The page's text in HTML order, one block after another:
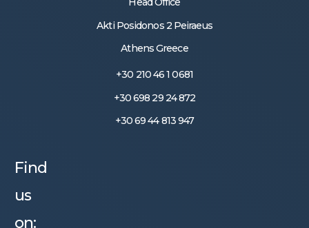
Akti Posidonos 2 Peiraeus
Athens Greece
+30 210 46 1 0681
+30 698 29 24 872
+30 69 44 813 947
Find
us
on: